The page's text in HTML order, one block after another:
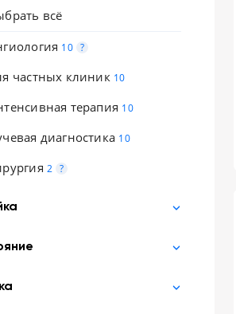
всё
10 ?
частных клиник 10
терапия 10
диагностика 10
2 ?